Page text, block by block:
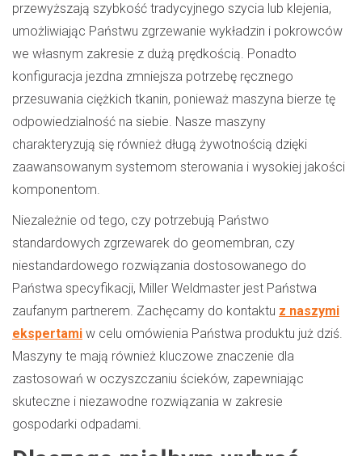
przewyższają szybkość tradycyjnego szycia lub klejenia,
umożliwiając Państwu zgrzewanie wykładzin i pokrowców
we własnym zakresie z dużą prędkością. Ponadto
konfiguracja jezdna zmniejsza potrzebę ręcznego
przesuwania ciężkich tkanin, ponieważ maszyna bierze tę
odpowiedzialność na siebie. Nasze maszyny
charakteryzują się również długą żywotnością dzięki
zaawansowanym systemom sterowania i wysokiej jakości
komponentom.
Niezależnie od tego, czy potrzebują Państwo
standardowych zgrzewarek do geomembran, czy
niestandardowego rozwiązania dostosowanego do
Państwa specyfikacji, Miller Weldmaster jest Państwa
zaufanym partnerem. Zachęcamy do kontaktu z naszymi
ekspertami w celu omówienia Państwa produktu już dziś.
Maszyny te mają również kluczowe znaczenie dla
zastosowań w oczyszczaniu ścieków, zapewniając
skuteczne i niezawodne rozwiązania w zakresie
gospodarki odpadami.